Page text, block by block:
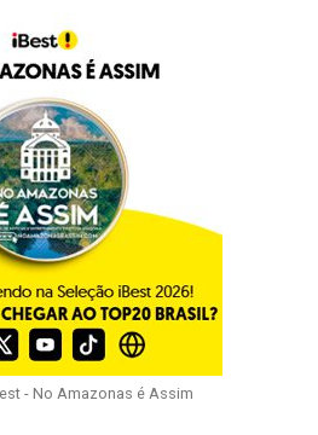
- No Amazonas é Assim